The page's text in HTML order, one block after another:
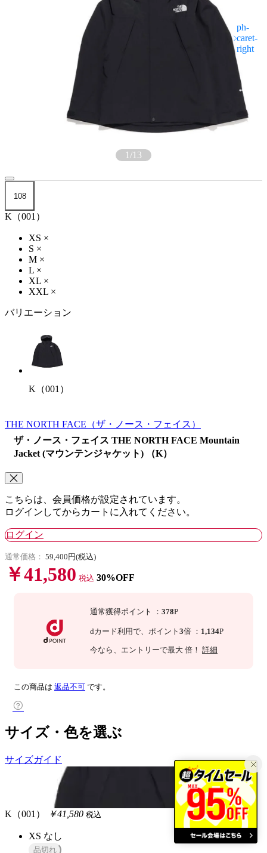
1/13
108
K（001）
XS ×
S ×
M ×
L ×
XL ×
XXL ×
バリエーション
K（001）
THE NORTH FACE （ザ・ノース・フェイス）
ザ・ノース・フェイス THE NORTH FACE Mountain
Jacket (マウンテンジャケット) （K）
こちらは、会員価格が設定されています。
ログインしてからカートに入れてください。
ログイン
通常価格： 59,400円(税込)
￥41,580 税込 30%OFF
通常獲得ポイント ： 378P
dカード利用で、 ポイント 3倍 ： 1,134P
今なら 、エントリーで最大 倍！ 詳細
この商品は 返品不可 です。
サイズ・色を選ぶ
サイズガイド
K（001） ￥41,580 税込
XS なし
品切れ